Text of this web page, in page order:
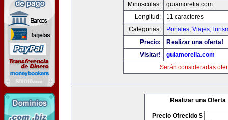
Minusculas:
guiamorelia.com
Longitud:
11 caracteres
Categorias:
Portales,
Precio:
Realizar una oferta!
Visitar!
guiamorelia.com
Serán consideradas
Realizar una Oferta
Precio Ofrecido $